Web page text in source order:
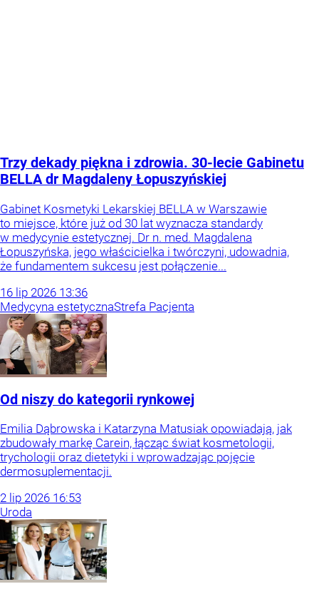
Trzy dekady piękna i zdrowia. 30-lecie Gabinetu
BELLA dr Magdaleny Łopuszyńskiej
Gabinet Kosmetyki Lekarskiej BELLA w Warszawie
to miejsce, które już od 30 lat wyznacza standardy
w medycynie estetycznej. Dr n. med. Magdalena
Łopuszyńska, jego właścicielka i twórczyni, udowadnia,
że fundamentem sukcesu jest połączenie...
16 lip 2026 13:36
Medycyna estetycznaStrefa Pacjenta
Od niszy do kategorii rynkowej
Emilia Dąbrowska i Katarzyna Matusiak opowiadają, jak
zbudowały markę Carein, łącząc świat kosmetologii,
trychologii oraz dietetyki i wprowadzając pojęcie
dermosuplementacji.
2 lip 2026 16:53
Uroda